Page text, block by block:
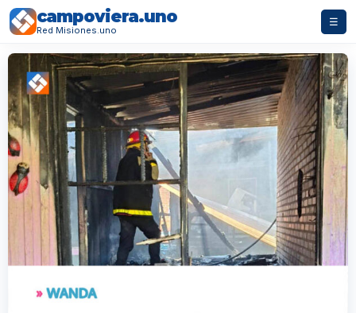
campoviera.uno
Red Misiones.uno
☰